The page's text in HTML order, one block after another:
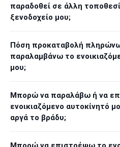
παραδοθεί σε άλλη
ξενοδοχείο μου;
Πόση προκαταβολή
παραλαμβάνω το
μου;
Μπορώ να παραλάβω ή να
ενοικιαζόμενο αυτοκίνητό
αργά το βράδυ;